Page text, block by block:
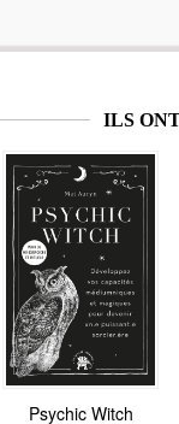
Nouveauté
Stickers - Nature
ILS
Psychic Witch